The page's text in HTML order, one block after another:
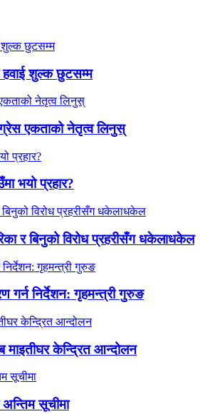
हवाई शुल्क छुटसम्म
एकताको नेतृत्व लिनुस्
भयो प्रहार?
र बिनुको विरोध प्रहरीसँग धकेलाधकेल
गर्न निर्देशन: गृहमन्त्री गुरुङ
माइतीघर केन्द्रित आन्दोलन
सूचीमा